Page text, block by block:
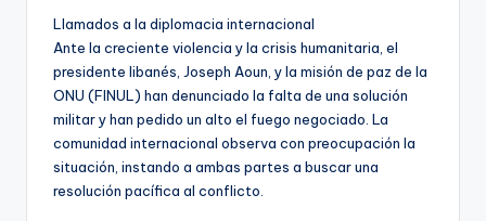
Llamados a la diplomacia internacional
Ante la creciente violencia y la crisis humanitaria, el
presidente libanés, Joseph Aoun, y la misión de paz de la
ONU (FINUL) han denunciado la falta de una solución
militar y han pedido un alto el fuego negociado. La
comunidad internacional observa con preocupación la
situación, instando a ambas partes a buscar una
resolución pacífica al conflicto.